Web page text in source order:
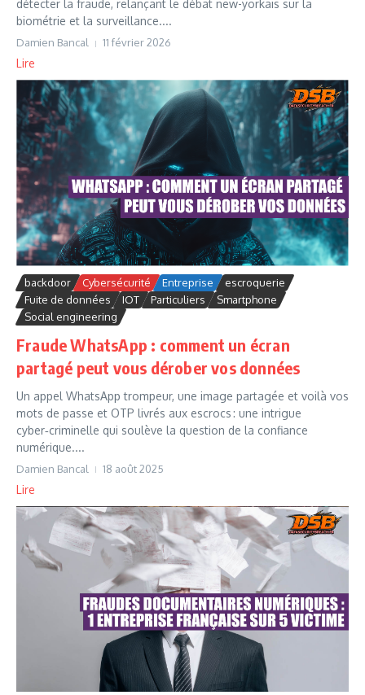
détecter la fraude, relançant le débat new-yorkais sur la
biométrie et la surveillance....
Damien Bancal 11 février 2026
Lire
backdoor Cybersécurité Entreprise
escroquerie
Fuite de données
IOT Particuliers
Smartphone
Social engineering
Fraude WhatsApp : comment un écran
partagé peut vous dérober vos données
Un appel WhatsApp trompeur, une image partagée et voilà vos
mots de passe et OTP livrés aux escrocs : une intrigue
cyber‑criminelle qui soulève la question de la confiance
numérique....
Damien Bancal 18 août 2025
Lire